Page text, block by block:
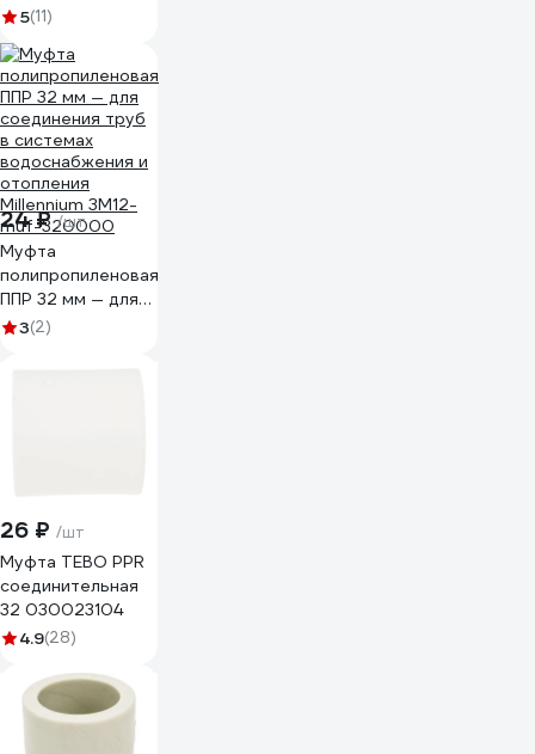
5(11)
24 ₽/шт
Муфта
полипропиленовая
ППР 32 мм — для
соединения труб
3(2)
26 ₽ /шт
Муфта TEBO PPR
соединительная
32 030023104
4.9(28)